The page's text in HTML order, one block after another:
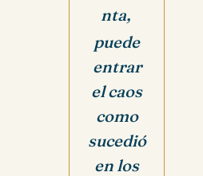
nta,
puede
entrar
el caos
como
sucedió
en los